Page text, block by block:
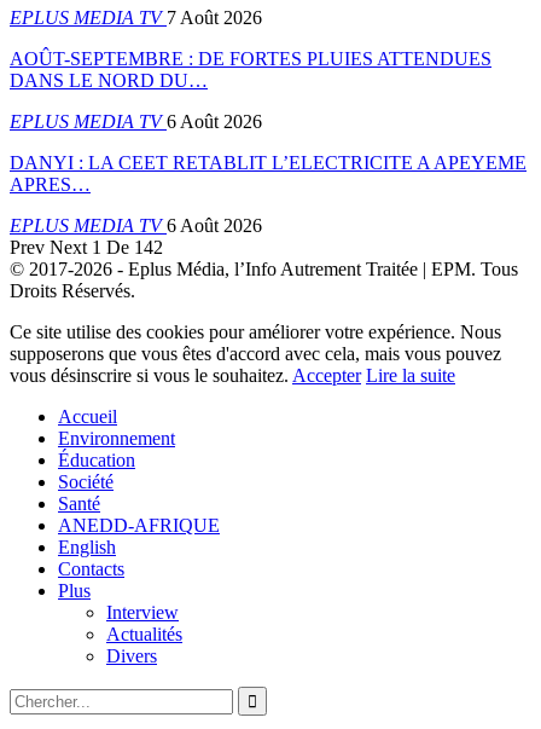
EPLUS MEDIA TV7 Août 2026
AOÛT-SEPTEMBRE : DE FORTES PLUIES ATTENDUES
DANS LE NORD DU…
EPLUS MEDIA TV6 Août 2026
DANYI : LA CEET RETABLIT L’ELECTRICITE A APEYEME
APRES…
EPLUS MEDIA TV6 Août 2026
Prev Next 1 De 142
© 2017-2026 - Eplus Média, l’Info Autrement Traitée | EPM. Tous
Droits Réservés.
Ce site utilise des cookies pour améliorer votre expérience. Nous
supposerons que vous êtes d'accord avec cela, mais vous pouvez
vous désinscrire si vous le souhaitez. Accepter Lire la suite
Accueil
Environnement
Éducation
Société
Santé
ANEDD-AFRIQUE
English
Contacts
Plus
Interview
Actualités
Divers